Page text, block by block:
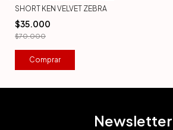
SHORT KEN VELVET ZEBRA
$35.000
$70.000
Comprar
Newsletter